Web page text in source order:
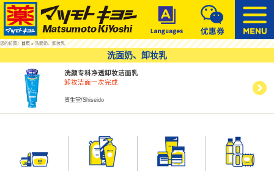
您的位置：首页» 洗面奶、卸妆乳
洗面奶、卸妆乳
洗颜专科净透卸妆洁面乳
卸妆洁面一次完成
资生堂/Shiseido